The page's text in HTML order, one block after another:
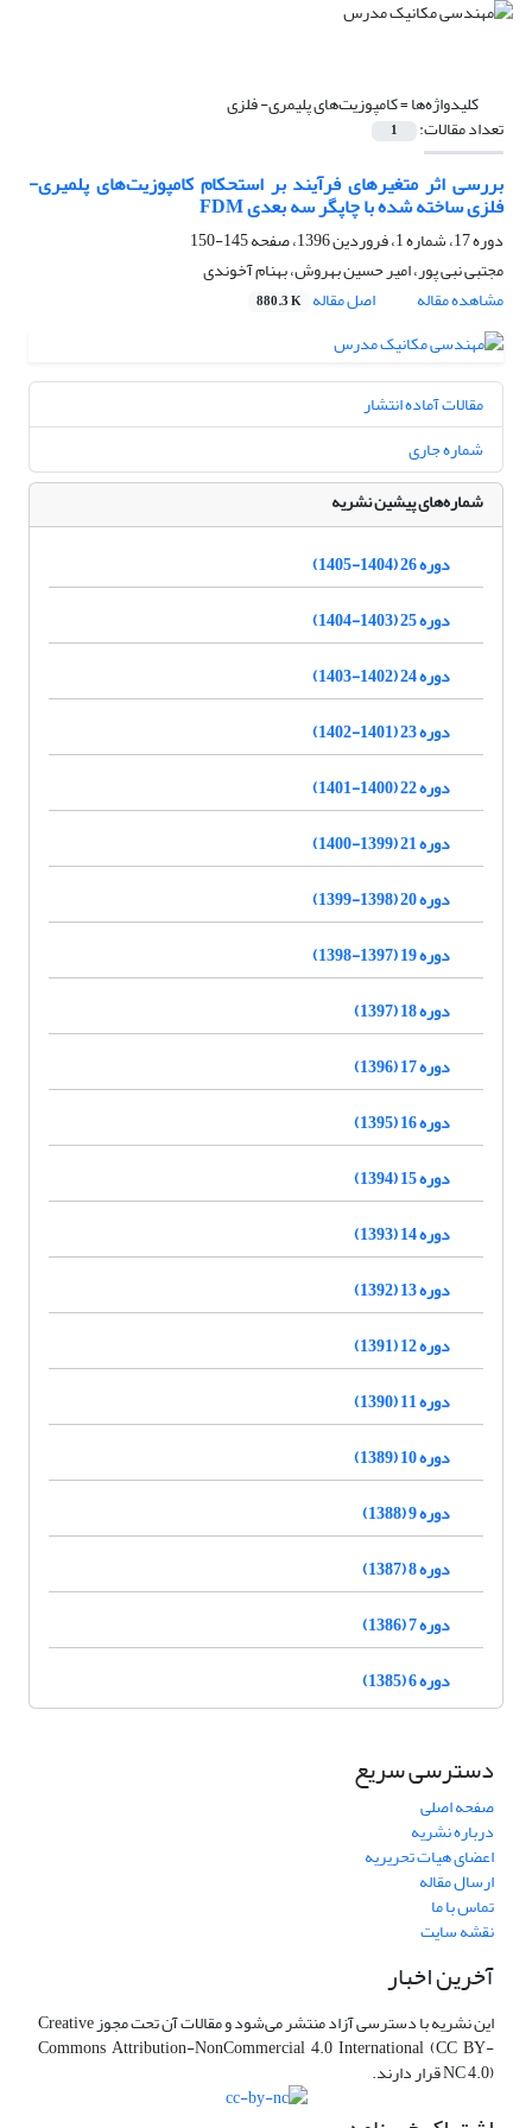
کلیدواژه‌ها =کامپوزیت‌های پلیمری- فلزی
تعداد مقالات: 1
بررسی اثر متغیر‌های فرآیند بر استحکام کامپوزیت‌های پلمیری-
فلزی ساخته شده با چاپگر سه بعدی FDM
دوره 17، شماره 1، فروردین 1396، صفحه
145-150
مجتبی نبی پور، امیر حسین بهروش، بهنام آخوندی
مشاهده مقاله
اصل مقاله 880.3 K
مقالات آماده انتشار
شماره جاری
شماره‌های پیشین نشریه
دوره 26 (1404-1405)
دوره 25 (1403-1404)
دوره 24 (1402-1403)
دوره 23 (1401-1402)
دوره 22 (1400-1401)
دوره 21 (1399-1400)
دوره 20 (1398-1399)
دوره 19 (1397-1398)
دوره 18 (1397)
دوره 17 (1396)
دوره 16 (1395)
دوره 15 (1394)
دوره 14 (1393)
دوره 13 (1392)
دوره 12 (1391)
دوره 11 (1390)
دوره 10 (1389)
دوره 9 (1388)
دوره 8 (1387)
دوره 7 (1386)
دوره 6 (1385)
دسترسی سریع
صفحه اصلی
درباره نشریه
اعضای هیات تحریریه
ارسال مقاله
تماس با ما
نقشه سایت
آخرین اخبار
این نشریه با دسترسی آزاد منتشر می‌شود و مقالات آن تحت مجوز Creative
Commons Attribution-NonCommercial 4.0 International (CC BY-
NC 4.0) قرار دارند.